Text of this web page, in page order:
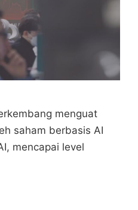
menguat
saham berbasis AI
mencapai level